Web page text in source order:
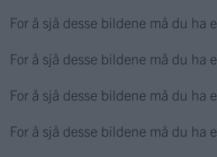
For å sjå desse bildene må du ha
For å sjå desse bildene må du ha
For å sjå desse bildene må du ha
For å sjå desse bildene må du ha